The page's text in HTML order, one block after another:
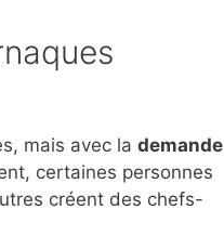
mais avec la demande
certaines personnes
créent des chefs-